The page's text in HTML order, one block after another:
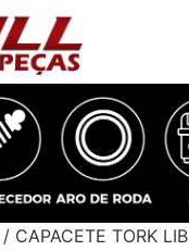
/ CAPACETE TORK